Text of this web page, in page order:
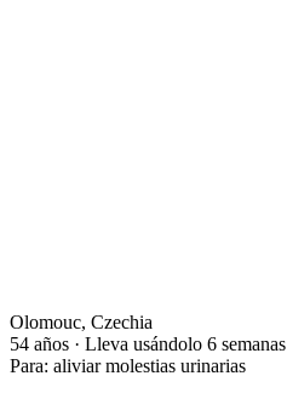
Olomouc, Czechia
54 años · Lleva usándolo 6 semanas
Para: aliviar molestias urinarias